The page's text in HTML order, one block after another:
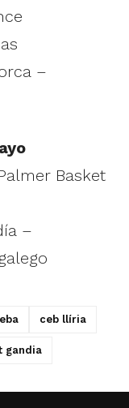
–
Basket
–
ceb llíria
gandia